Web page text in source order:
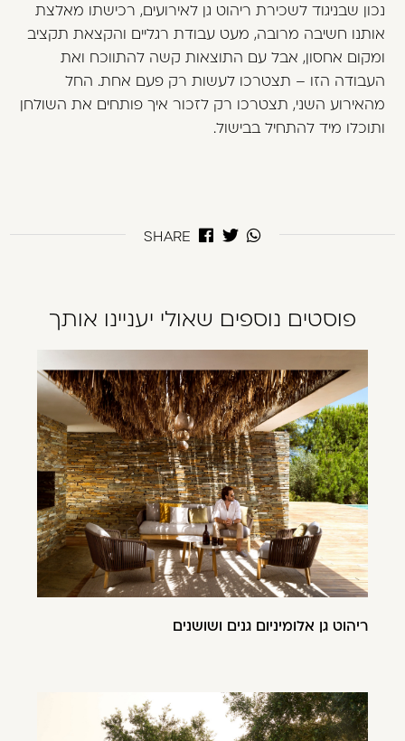
נכון שבניגוד לשכירת ריהוט גן לאירועים, רכישתו מאלצת
אותנו חשיבה מרובה, מעט עבודת רגליים והקצאת תקציב
ומקום אחסון, אבל עם התוצאות קשה להתווכח ואת
העבודה הזו – תצטרכו לעשות רק פעם אחת. החל
מהאירוע השני, תצטרכו רק לזכור איך פותחים את השולחן
ותוכלו מיד להתחיל בבישול.
SHARE
פוסטים נוספים שאולי יעניינו אותך
ריהוט גן אלומיניום גנים ושושנים